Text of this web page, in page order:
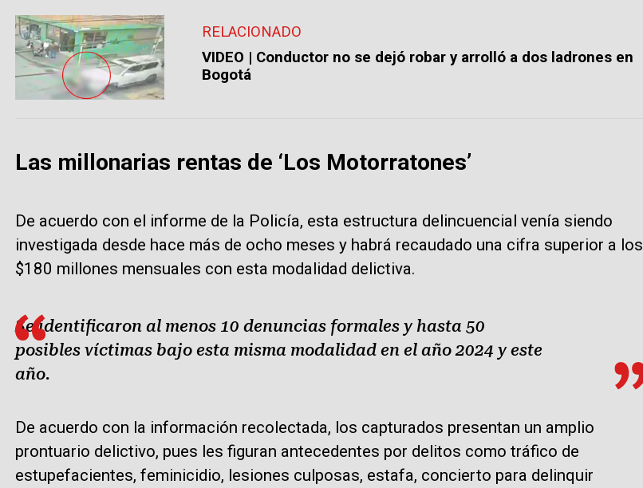
RELACIONADO
VIDEO | Conductor no se dejó robar y arrolló a dos ladrones en
Bogotá
Las millonarias rentas de ‘Los Motorratones’
De acuerdo con el informe de la Policía, esta estructura delincuencial venía siendo
investigada desde hace más de ocho meses y habrá recaudado una cifra superior a los
$180 millones mensuales con esta modalidad delictiva.
Se identificaron al menos 10 denuncias formales y hasta 50
posibles víctimas bajo esta misma modalidad en el año 2024 y este
año.
De acuerdo con la información recolectada, los capturados presentan un amplio
prontuario delictivo, pues les figuran antecedentes por delitos como tráfico de
estupefacientes, feminicidio, lesiones culposas, estafa, concierto para delinquir